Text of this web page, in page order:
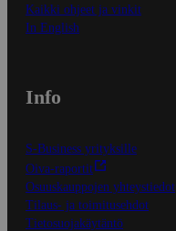
Kaikki ohjeet ja vinkit
In English
Info
S-Business yrityksille
Oiva-raportit
Osuuskauppojen yhteystiedot
Tilaus- ja toimitusehdot
Tietosuojakäytäntö